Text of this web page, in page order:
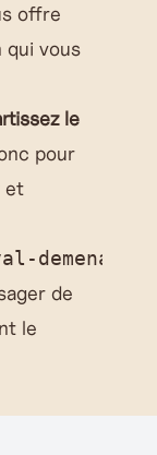
offre
qui vous
le
pour
et
de
le